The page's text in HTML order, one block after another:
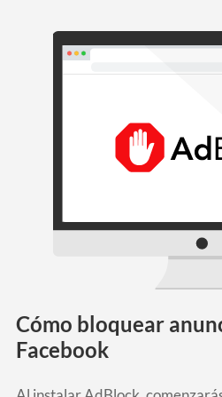
Cómo bloquear
Facebook